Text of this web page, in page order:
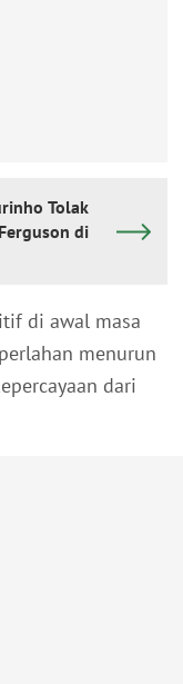
Tolak
di
di awal masa
menurun
dari